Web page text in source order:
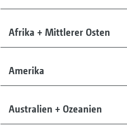
Afrika + Mittlerer Osten
Amerika
Australien + Ozeanien